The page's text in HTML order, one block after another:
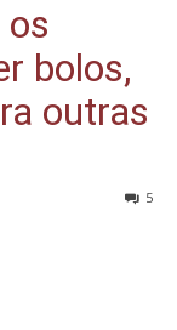
bolos,
outras
5